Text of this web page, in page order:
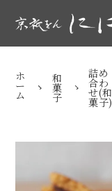
ホ
ー
ム
和
菓
子
詰め
合わ
せ(和
菓子)